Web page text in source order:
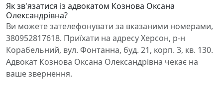
Як зв'язатися із адвокатом Кознова Оксана
Олександрівна?
Ви можете зателефонувати за вказаними номерами,
380952817618. Приїхати на адресу Херсон, р-н
Корабельний, вул. Фонтанна, буд. 21, корп. 3, кв. 130.
Адвокат Кознова Оксана Олександрівна чекає на
ваше звернення.